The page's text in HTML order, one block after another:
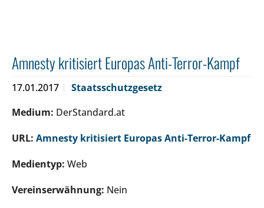
Amnesty kritisiert Europas Anti-Terror-Kampf
17.01.2017
Staatsschutzgesetz
Medium: DerStandard.at
URL: Amnesty kritisiert Europas Anti-Terror-Kampf
Medientyp: Web
Vereinserwähnung: Nein